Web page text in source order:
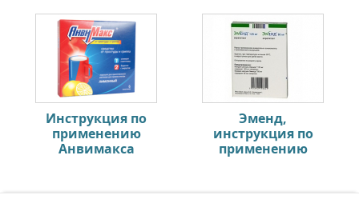
Инструкция по
применению
Анвимакса
Эменд,
инструкция по
применению